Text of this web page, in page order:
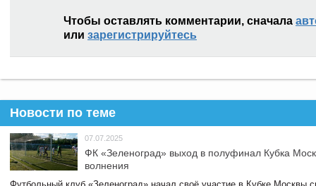
Чтобы оставлять комментарии, сначала
или зарегистрируйтесь
Новости по теме
07.07.2025
ФК «Зеленоград» выход в полуфинал Кубка
волнения